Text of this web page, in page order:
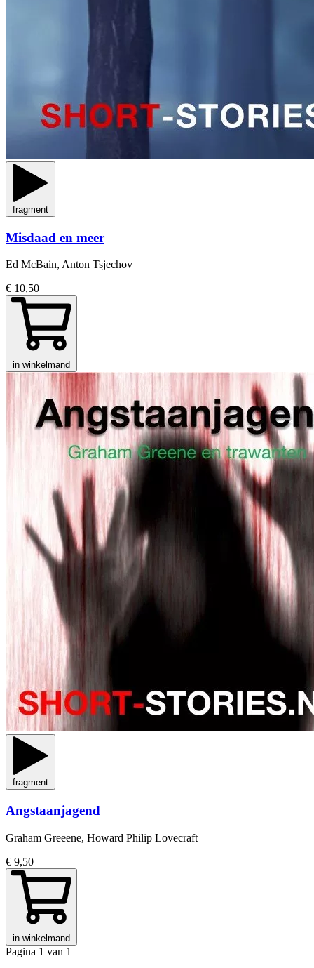
fragment
Misdaad en meer
Ed McBain, Anton Tsjechov
€ 10,50
in winkelmand
fragment
Angstaanjagend
Graham Greeene, Howard Philip Lovecraft
€ 9,50
in winkelmand
Pagina 1 van 1